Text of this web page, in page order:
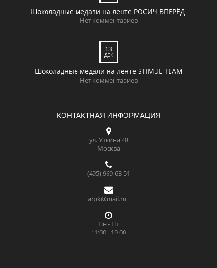
Шоколадные медали на ленте РОСИЧ ВПЕРЁД!
Нет комментариев
13
ДЕК
Шоколадные медали на ленте STIMUL TEAM
Нет комментариев
КОНТАКТНАЯ ИНФОРМАЦИЯ
ул. Уткина 48
Москва
(495) 969-63-51
arpk@mail.ru
Пн - Пт
11:00 - 19.00